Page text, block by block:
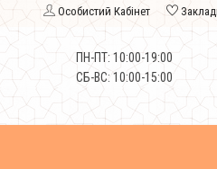
Особистий Кабінет
ПН-ПТ: 10:00-19:00
СБ-ВС: 10:00-15:00